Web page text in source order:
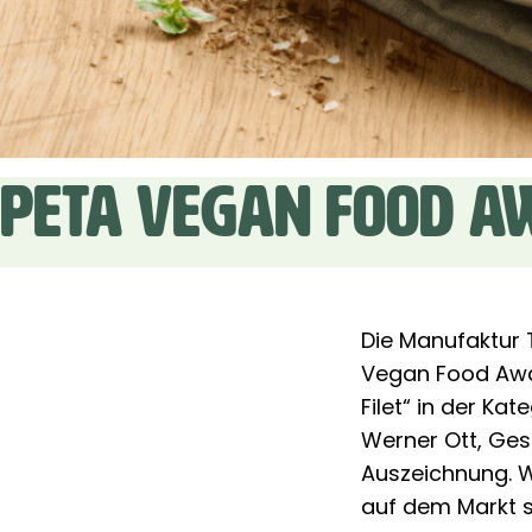
PETA VEGAN FOOD
Die Manufaktur
Vegan Food
Filet“ in der
Werner Ott,
Auszeichnung.
auf dem Markt